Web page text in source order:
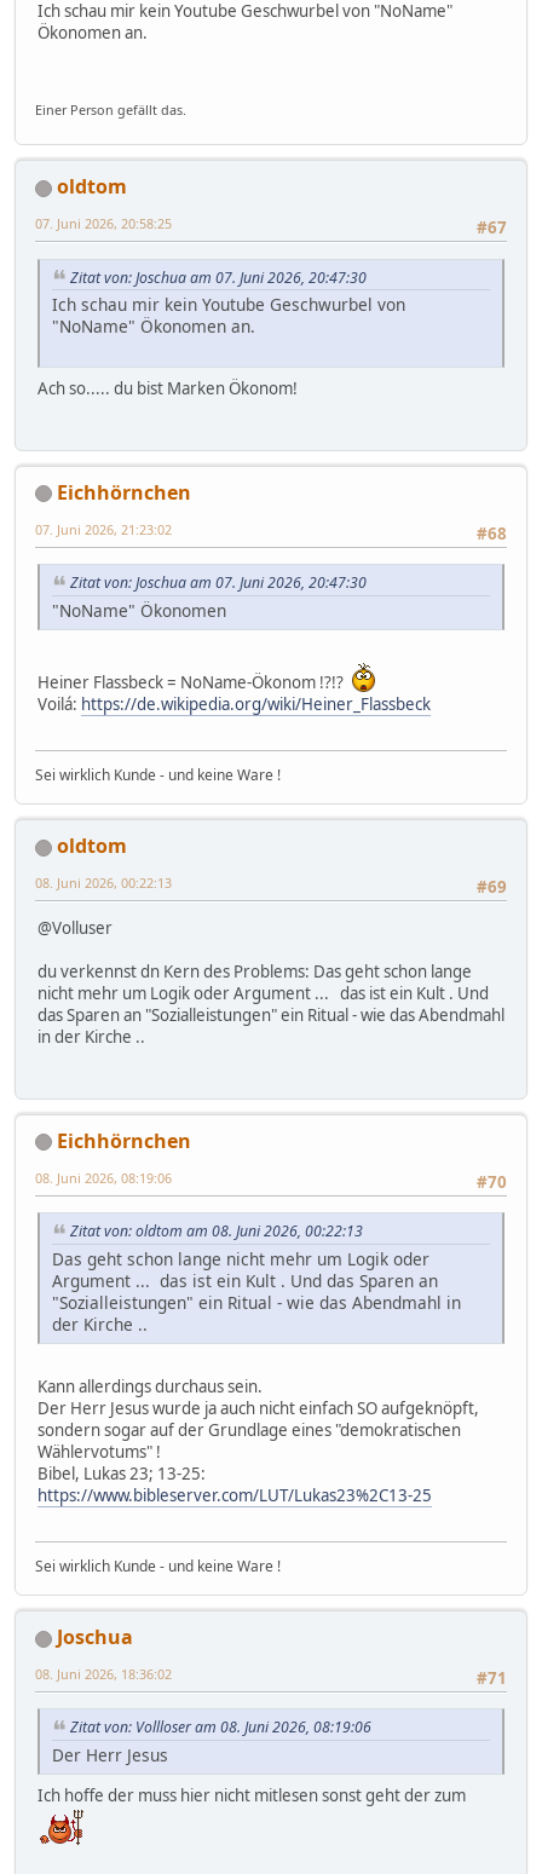
Ich schau mir kein Youtube Geschwurbel von "NoName"
Ökonomen an.
Einer Person gefällt das.
oldtom
#67
07. Juni 2026, 20:58:25
Zitat von: Joschua am 07. Juni 2026, 20:47:30
Ich schau mir kein Youtube Geschwurbel von
"NoName" Ökonomen an.
Ach so..... du bist Marken Ökonom!
Eichhörnchen
#68
07. Juni 2026, 21:23:02
Zitat von: Joschua am 07. Juni 2026, 20:47:30
"NoName" Ökonomen
Heiner Flassbeck = NoName-Ökonom !?!?
Voilá: https://de.wikipedia.org/wiki/Heiner_Flassbeck
Sei wirklich Kunde - und keine Ware !
oldtom
#69
08. Juni 2026, 00:22:13
@Volluser
du verkennst dn Kern des Problems: Das geht schon lange
nicht mehr um Logik oder Argument ... das ist ein Kult . Und
das Sparen an "Sozialleistungen" ein Ritual - wie das Abendmahl
in der Kirche ..
Eichhörnchen
#70
08. Juni 2026, 08:19:06
Zitat von: oldtom am 08. Juni 2026, 00:22:13
Das geht schon lange nicht mehr um Logik oder
Argument ... das ist ein Kult . Und das Sparen an
"Sozialleistungen" ein Ritual - wie das Abendmahl in
der Kirche ..
Kann allerdings durchaus sein.
Der Herr Jesus wurde ja auch nicht einfach SO aufgeknöpft,
sondern sogar auf der Grundlage eines "demokratischen
Wählervotums" !
Bibel, Lukas 23; 13-25:
https://www.bibleserver.com/LUT/Lukas23%2C13-25
Sei wirklich Kunde - und keine Ware !
Joschua
#71
08. Juni 2026, 18:36:02
Zitat von: Vollloser am 08. Juni 2026, 08:19:06
Der Herr Jesus
Ich hoffe der muss hier nicht mitlesen sonst geht der zum